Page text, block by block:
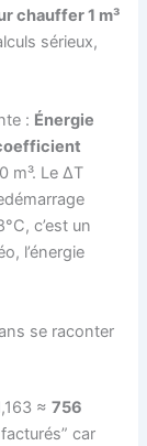
chauffer 1 m³
sérieux,
: Énergie
m³. Le ΔT
c’est un
l’énergie
se raconter
≈756
car